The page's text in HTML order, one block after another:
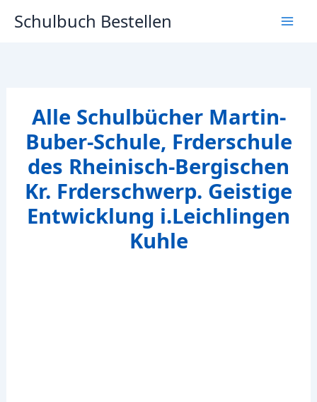
InhaltSchulbuch Bestellen
Alle Schulbücher Martin-
Buber-Schule, Frderschule
des Rheinisch-Bergischen
Kr. Frderschwerp. Geistige
Entwicklung i.Leichlingen
Kuhle